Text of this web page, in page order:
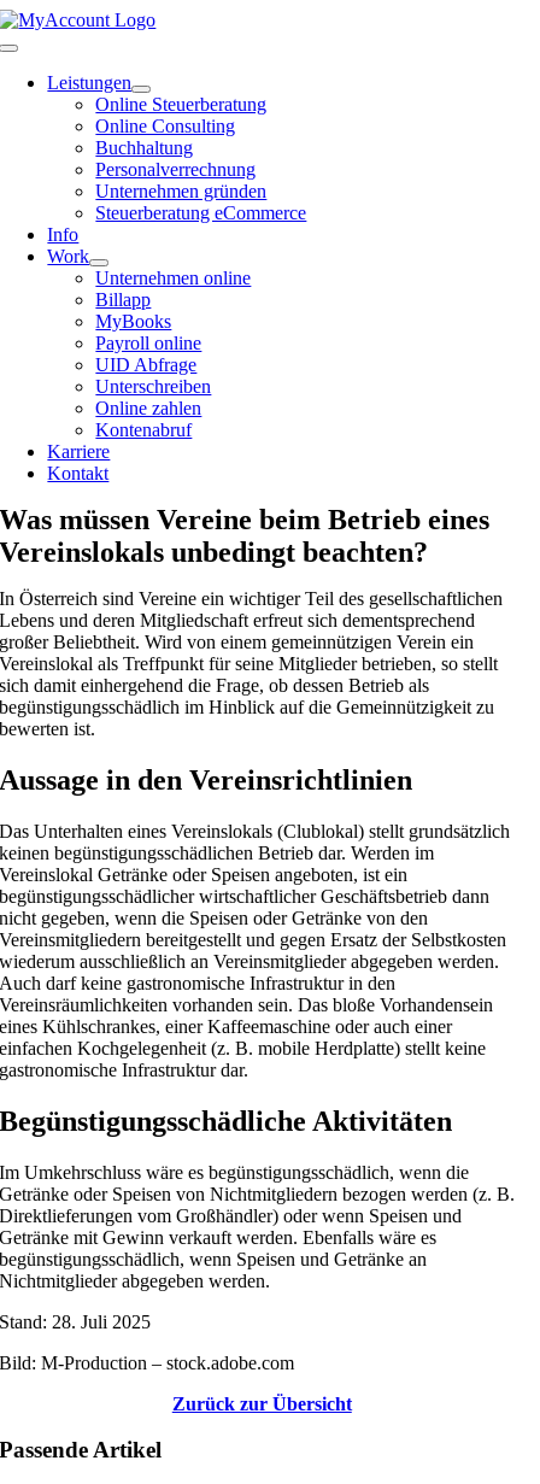
Zum
Inhalt
Toggle
NavigationLeistungen
Online Steuerberatung
Online Consulting
Buchhaltung
Personalverrechnung
Unternehmen gründen
Steuerberatung eCommerce
Info
Work
Unternehmen online
Billapp
MyBooks
Payroll online
UID Abfrage
Unterschreiben
Online zahlen
Kontenabruf
Karriere
Kontakt
Was müssen Vereine beim Betrieb eines
Vereinslokals unbedingt beachten?
In Österreich sind Vereine ein wichtiger Teil des gesellschaftlichen
Lebens und deren Mitgliedschaft erfreut sich dementsprechend
großer Beliebtheit. Wird von einem gemeinnützigen Verein ein
Vereinslokal als Treffpunkt für seine Mitglieder betrieben, so stellt
sich damit einhergehend die Frage, ob dessen Betrieb als
begünstigungsschädlich im Hinblick auf die Gemeinnützigkeit zu
bewerten ist.
Aussage in den Vereinsrichtlinien
Das Unterhalten eines Vereinslokals (Clublokal) stellt grundsätzlich
keinen begünstigungsschädlichen Betrieb dar. Werden im
Vereinslokal Getränke oder Speisen angeboten, ist ein
begünstigungsschädlicher wirtschaftlicher Geschäftsbetrieb dann
nicht gegeben, wenn die Speisen oder Getränke von den
Vereinsmitgliedern bereitgestellt und gegen Ersatz der Selbstkosten
wiederum ausschließlich an Vereinsmitglieder abgegeben werden.
Auch darf keine gastronomische Infrastruktur in den
Vereinsräumlichkeiten vorhanden sein. Das bloße Vorhandensein
eines Kühlschrankes, einer Kaffeemaschine oder auch einer
einfachen Kochgelegenheit (z. B. mobile Herdplatte) stellt keine
gastronomische Infrastruktur dar.
Begünstigungsschädliche Aktivitäten
Im Umkehrschluss wäre es begünstigungsschädlich, wenn die
Getränke oder Speisen von Nichtmitgliedern bezogen werden (z. B.
Direktlieferungen vom Großhändler) oder wenn Speisen und
Getränke mit Gewinn verkauft werden. Ebenfalls wäre es
begünstigungsschädlich, wenn Speisen und Getränke an
Nichtmitglieder abgegeben werden.
Stand: 28. Juli 2025
Bild: M-Production – stock.adobe.com
Zurück zur Übersicht
Passende Artikel